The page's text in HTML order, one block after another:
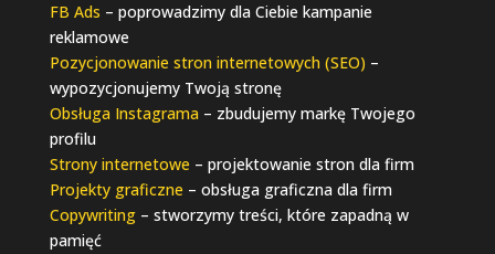
FB Ads – poprowadzimy dla Ciebie kampanie
reklamowe
Pozycjonowanie stron internetowych (SEO) –
wypozycjonujemy Twoją stronę
Obsługa Instagrama– zbudujemy markę Twojego
profilu
Strony internetowe – projektowanie stron dla firm
Projekty graficzne – obsługa graficzna dla firm
Copywriting– stworzymy treści, które zapadną w
pamięć